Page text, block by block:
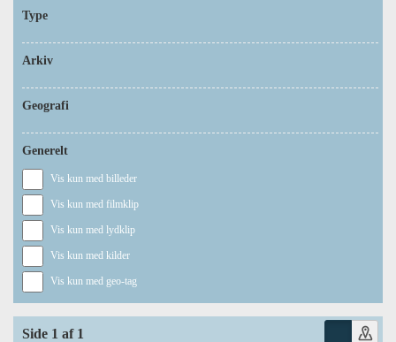
Type
Arkiv
Geografi
Generelt
Vis kun med billeder
Vis kun med filmklip
Vis kun med lydklip
Vis kun med kilder
Vis kun med geo-tag
Side 1 af 1